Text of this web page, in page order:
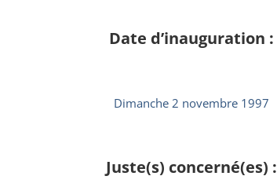
Date d’inauguration :
Dimanche 2 novembre 1997
Juste(s) concerné(es) :